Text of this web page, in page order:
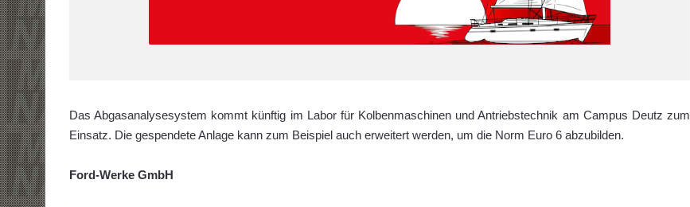
Das Abgasanalysesystem kommt künftig im Labor für Kolbenmaschinen und Antriebstechnik am Campus Deutz zum
Einsatz. Die gespendete Anlage kann zum Beispiel auch erweitert werden, um die Norm Euro 6 abzubilden.
Ford-Werke GmbH